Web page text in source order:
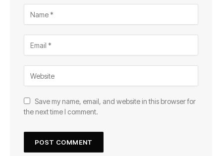
Save my name, email, and website in this browser for
the next time I comment.